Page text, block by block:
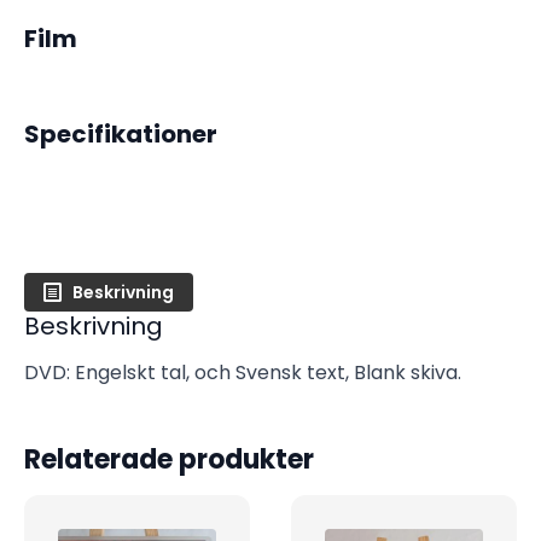
Film
Specifikationer
Beskrivning
Beskrivning
DVD: Engelskt tal, och Svensk text, Blank skiva.
Relaterade produkter